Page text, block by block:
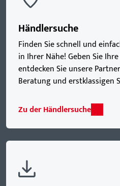
Händlersuche
Finden Sie schnell und
in Ihrer Nähe! Geben Sie
entdecken Sie unsere
Beratung und erstklassigen
Zu der Händlersuche